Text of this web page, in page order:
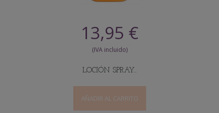
13,95 €
LOCIÓN SPRAY...
AÑADIR AL CARRITO